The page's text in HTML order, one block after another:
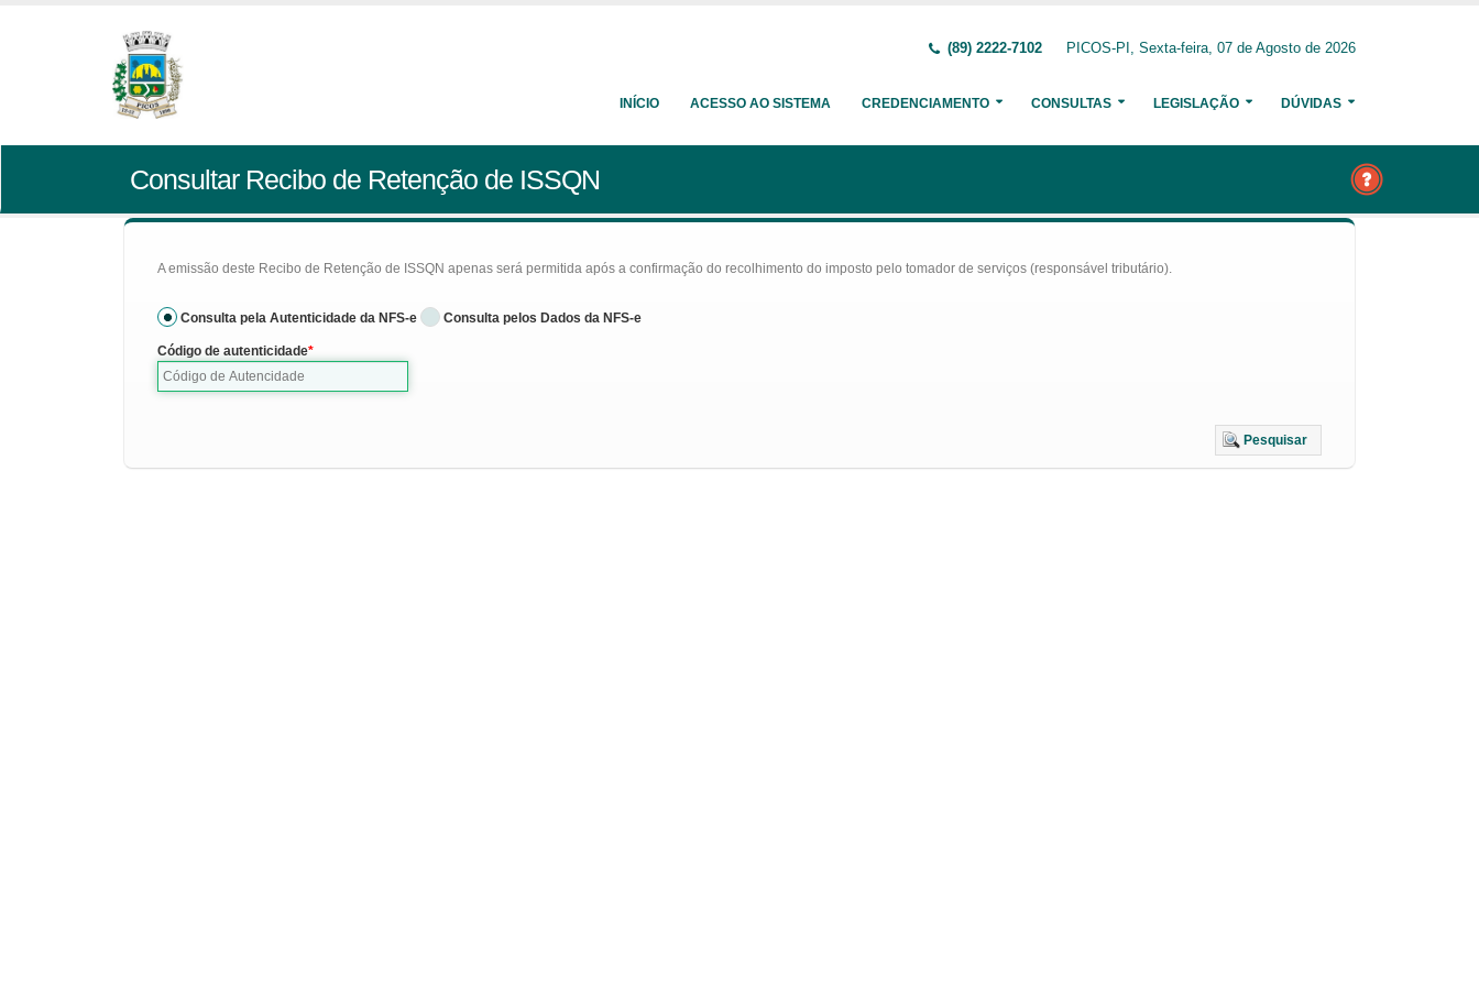
(89) 2222-7102 PICOS-PI, Sexta-feira, 07 de Agosto de 2026
INÍCIO ACESSO AO SISTEMA CREDENCIAMENTO CONSULTAS LEGISLAÇÃO DÚVIDAS
Consultar Recibo de Retenção de ISSQN
A emissão deste Recibo de Retenção de ISSQN apenas será permitida após a confirmação do recolhimento do imposto pelo tomador de serviços (responsável tributário).
Consulta pela Autenticidade da NFS-e Consulta pelos Dados da NFS-e
Código de autenticidade
Pesquisar